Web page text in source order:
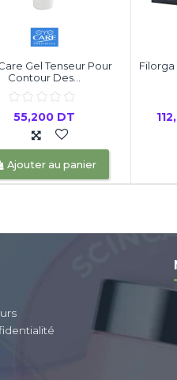
Gel Tenseur Pour
Contour Des...
55,200 DT
Ajouter au panier